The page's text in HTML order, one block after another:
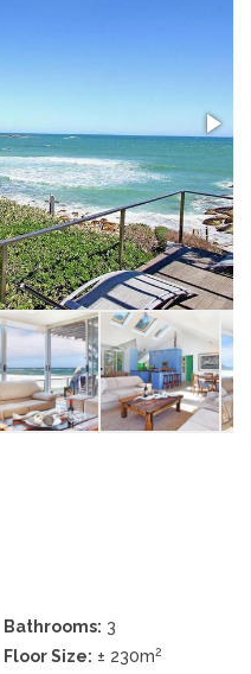
Bathrooms: 3
Floor Size: ± 230m2